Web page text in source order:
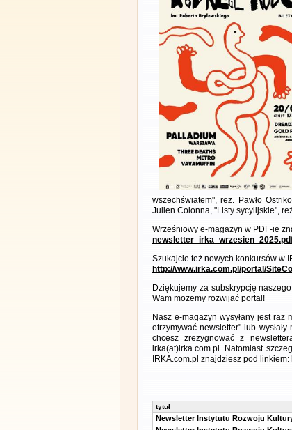
wszechświatem", reż. Pawło
Julien Colonna, "Listy sycylijskie",
Wrześniowy e-magazyn w PDF-ie
Szukajcie też nowych konkursów w
http://www.irka.com.pl/portal/
Dziękujemy za subskrypcję
Wam możemy rozwijać portal!
Nasz e-magazyn wysyłany jest raz
otrzymywać newsletter" lub
chcesz zrezygnować z
irka(at)irka.com.pl. Natomiast
IRKA.com.pl znajdziesz pod
tytuł
Newsletter Instytutu Rozwoju